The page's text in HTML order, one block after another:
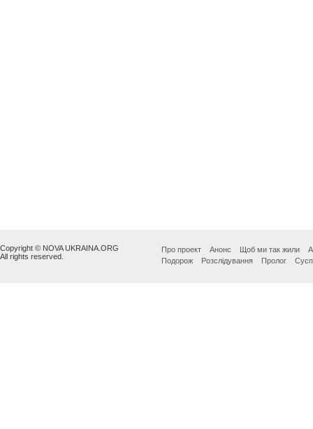
Copyright © NOVA UKRAINA.ORG
All rights reserved.
Про проект Анонс Щоб ми так жили
Подорож
Розслідування Пролог